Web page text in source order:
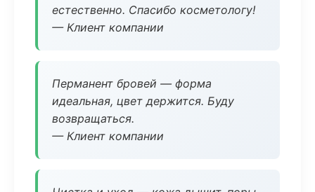
естественно. Спасибо косметологу!
— Клиент компании
Перманент бровей — форма
идеальная, цвет держится. Буду
возвращаться.
— Клиент компании